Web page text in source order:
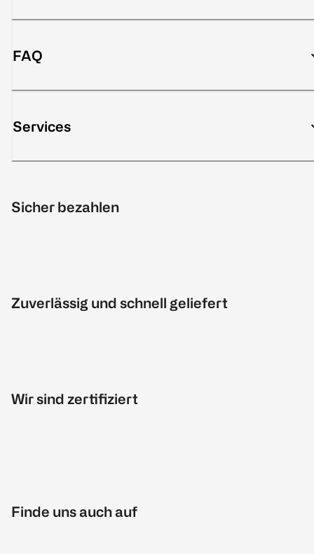
FAQ
Services
Sicher bezahlen
Zuverlässig und schnell geliefert
Wir sind zertifiziert
Finde uns auch auf